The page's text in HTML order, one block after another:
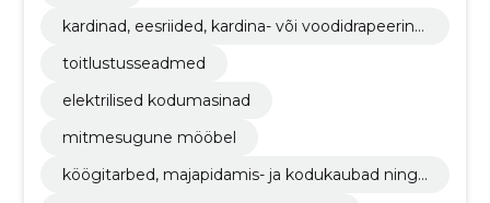
kardinad, eesriided, kardina- või voodidrapeering
toitlustusseadmed
elektrilised kodumasinad
mitmesugune mööbel
köögitarbed, majapidamis- ja kodukaubad ning